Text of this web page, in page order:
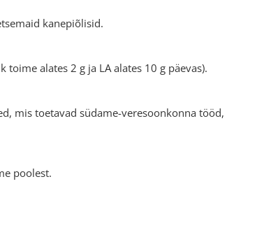
kanepiõlisid.
alates 2 g ja LA alates 10 g päevas).
, mis toetavad südame-veresoonkonna tööd,
poolest.